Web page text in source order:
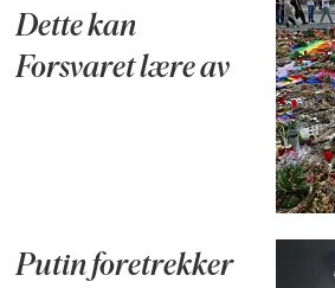
Dette kan
Forsvaret lære av
Putin foretrekker